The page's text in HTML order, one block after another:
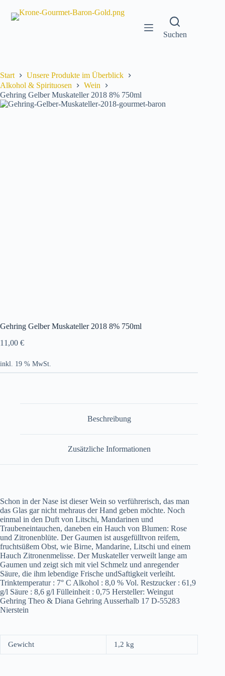
Inhalt
springen
Suchen
Start
Unsere Produkte im Überblick
Alkohol & Spirituosen
Wein
Gehring Gelber Muskateller 2018 8% 750ml
Gehring Gelber Muskateller 2018 8% 750ml
11,00 €
inkl. 19 % MwSt.
Beschreibung
Zusätzliche Informationen
Schon in der Nase ist dieser Wein so verführerisch, das man
das Glas gar nicht mehraus der Hand geben möchte. Noch
einmal in den Duft von Litschi, Mandarinen und
Traubeneintauchen, daneben ein Hauch von Blumen: Rose
und Zitronenblüte. Der Gaumen ist ausgefülltvon reifem,
fruchtsüßem Obst, wie Birne, Mandarine, Litschi und einem
Hauch Zitronenmelisse. Der Muskateller verweilt lange am
Gaumen und zeigt sich mit viel Schmelz und anregender
Säure, die ihm lebendige Frische undSaftigkeit verleiht.
Trinktemperatur : 7° C Alkohol : 8,0 % Vol. Restzucker : 61,9
g/l Säure : 8,6 g/l Fülleinheit : 0,75 Hersteller: Weingut
Gehring Theo & Diana Gehring Ausserhalb 17 D-55283
Nierstein
Gewicht 1,2 kg